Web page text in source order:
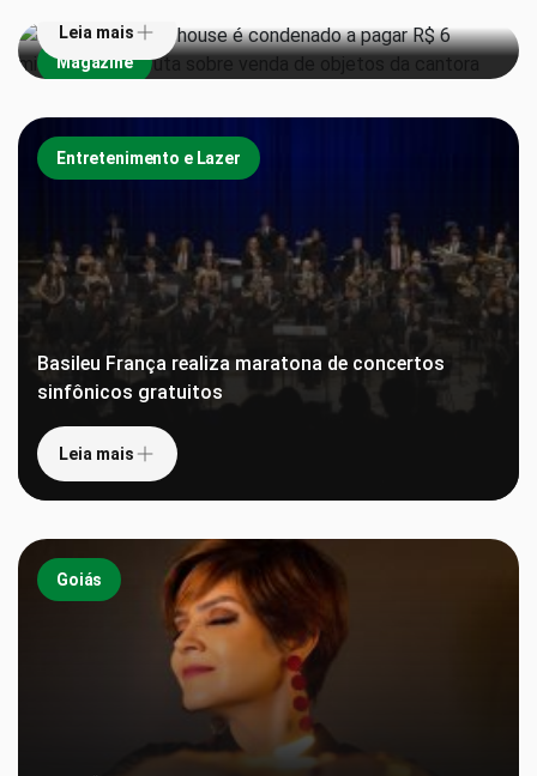
Magazine
Leia mais
Entretenimento e Lazer
Basileu França realiza maratona de concertos
sinfônicos gratuitos
Leia mais
Goiás